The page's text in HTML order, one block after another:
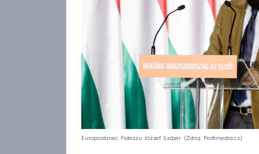
Europoslanec Fideszu József Szájer Zdroj: Profimedia.cz